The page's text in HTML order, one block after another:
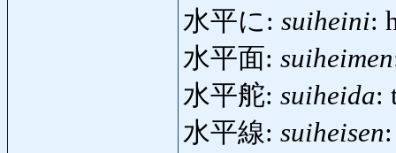
水平に: suiheini:
水平面: suiheimen
水平舵: suiheida:
水平線: suiheisen